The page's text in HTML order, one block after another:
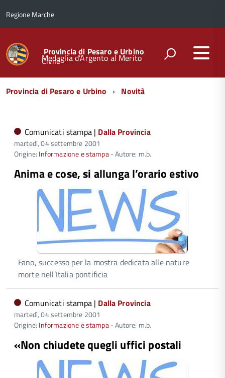
Regione Marche
Provincia di Pesaro e Urbino
Medaglia d'Argento al Merito
Civile
Menu
diProvincia di Pesaro e Urbino Novità
Comunicati stampa | Dalla Provincia
martedì, 04 settembre 2001
Origine: Informazione e stampa- Autore: m.b.
Anima e cose, si allunga l’orario estivo
Fano, successo per la mostra dedicata alle nature
morte nell’Italia pontificia
Comunicati stampa | Dalla Provincia
martedì, 04 settembre 2001
Origine: Informazione e stampa- Autore: m.b.
«Non chiudete quegli uffici postali